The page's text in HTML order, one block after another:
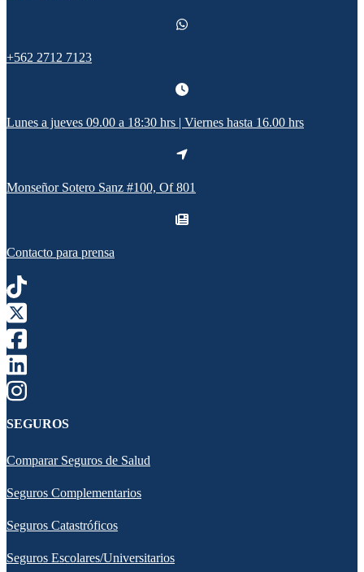
+562 2712 7123
Lunes a jueves 09.00 a 18:30 hrs | Viernes hasta 16.00 hrs
Monseñor Sotero Sanz #100, Of 801
Contacto para prensa
SEGUROS
Comparar Seguros de Salud
Seguros Complementarios
Seguros Catastróficos
Seguros Escolares/Universitarios